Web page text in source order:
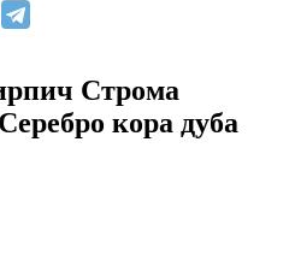
Строма
кора дуба